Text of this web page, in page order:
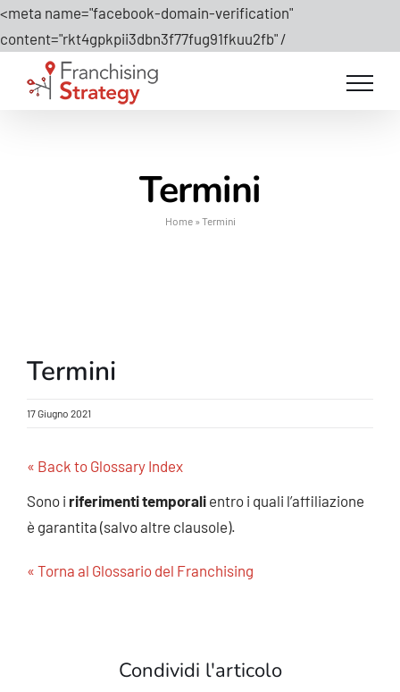
<meta name="facebook-domain-verification"
content="rkt4gpkpii3dbn3f77fug91fkuu2fb" /
contenuto
Termini
Home» Termini
Termini
17 Giugno 2021
« Back to Glossary Index
Sono i riferimenti temporali entro i quali l’affiliazione
è garantita (salvo altre clausole).
« Torna al Glossario del Franchising
Condividi l'articolo